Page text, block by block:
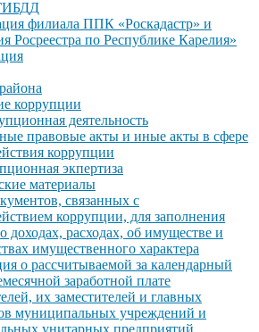
филиала ППК «Роскадастр» и
Росреестра по Республике Карелия»
коррупции
деятельность
правовые акты и иные акты в сфере
коррупции
экпертиза
материалы
связанных с
коррупции, для заполнения
доходах, расходах, об имуществе и
имущественного характера
о рассчитываемой за календарный
заработной плате
их заместителей и главных
муниципальных учреждений и
унитарных предприятий